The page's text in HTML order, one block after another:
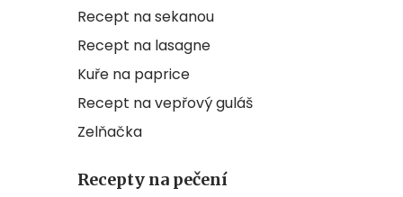
Recept na sekanou
Recept na lasagne
Kuře na paprice
Recept na vepřový guláš
Zelňačka
Recepty na pečení